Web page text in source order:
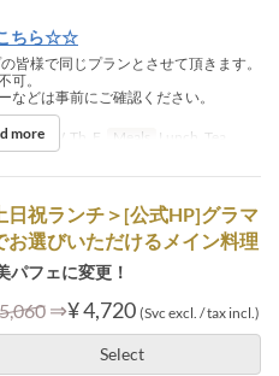
ちら☆☆
皆様で同じプランとさせて頂きます。
可。
どは事前にご確認ください。
M, Tu, W, Th, F Meals Lunch, Tea
more
日祝ランチ＞[公式HP]グラマ
選びいただけるメイン料理
パフェに変更！
⇒¥ 4,720 (Svc excl. / tax incl.)
Select